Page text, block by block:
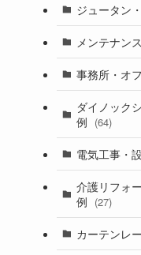
ジュータン
メンテナン
事務所・オ
ダイノック
例 (64)
電気工事・
介護リフォ
例 (27)
カーテンレ